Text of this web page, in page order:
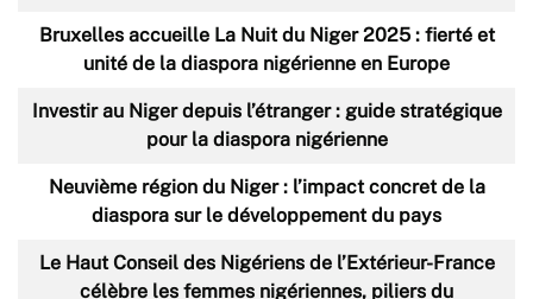
Bruxelles accueille La Nuit du Niger 2025 : fierté et
unité de la diaspora nigérienne en Europe
Investir au Niger depuis l’étranger : guide stratégique
pour la diaspora nigérienne
Neuvième région du Niger : l’impact concret de la
diaspora sur le développement du pays
Le Haut Conseil des Nigériens de l’Extérieur-France
célèbre les femmes nigériennes, piliers du